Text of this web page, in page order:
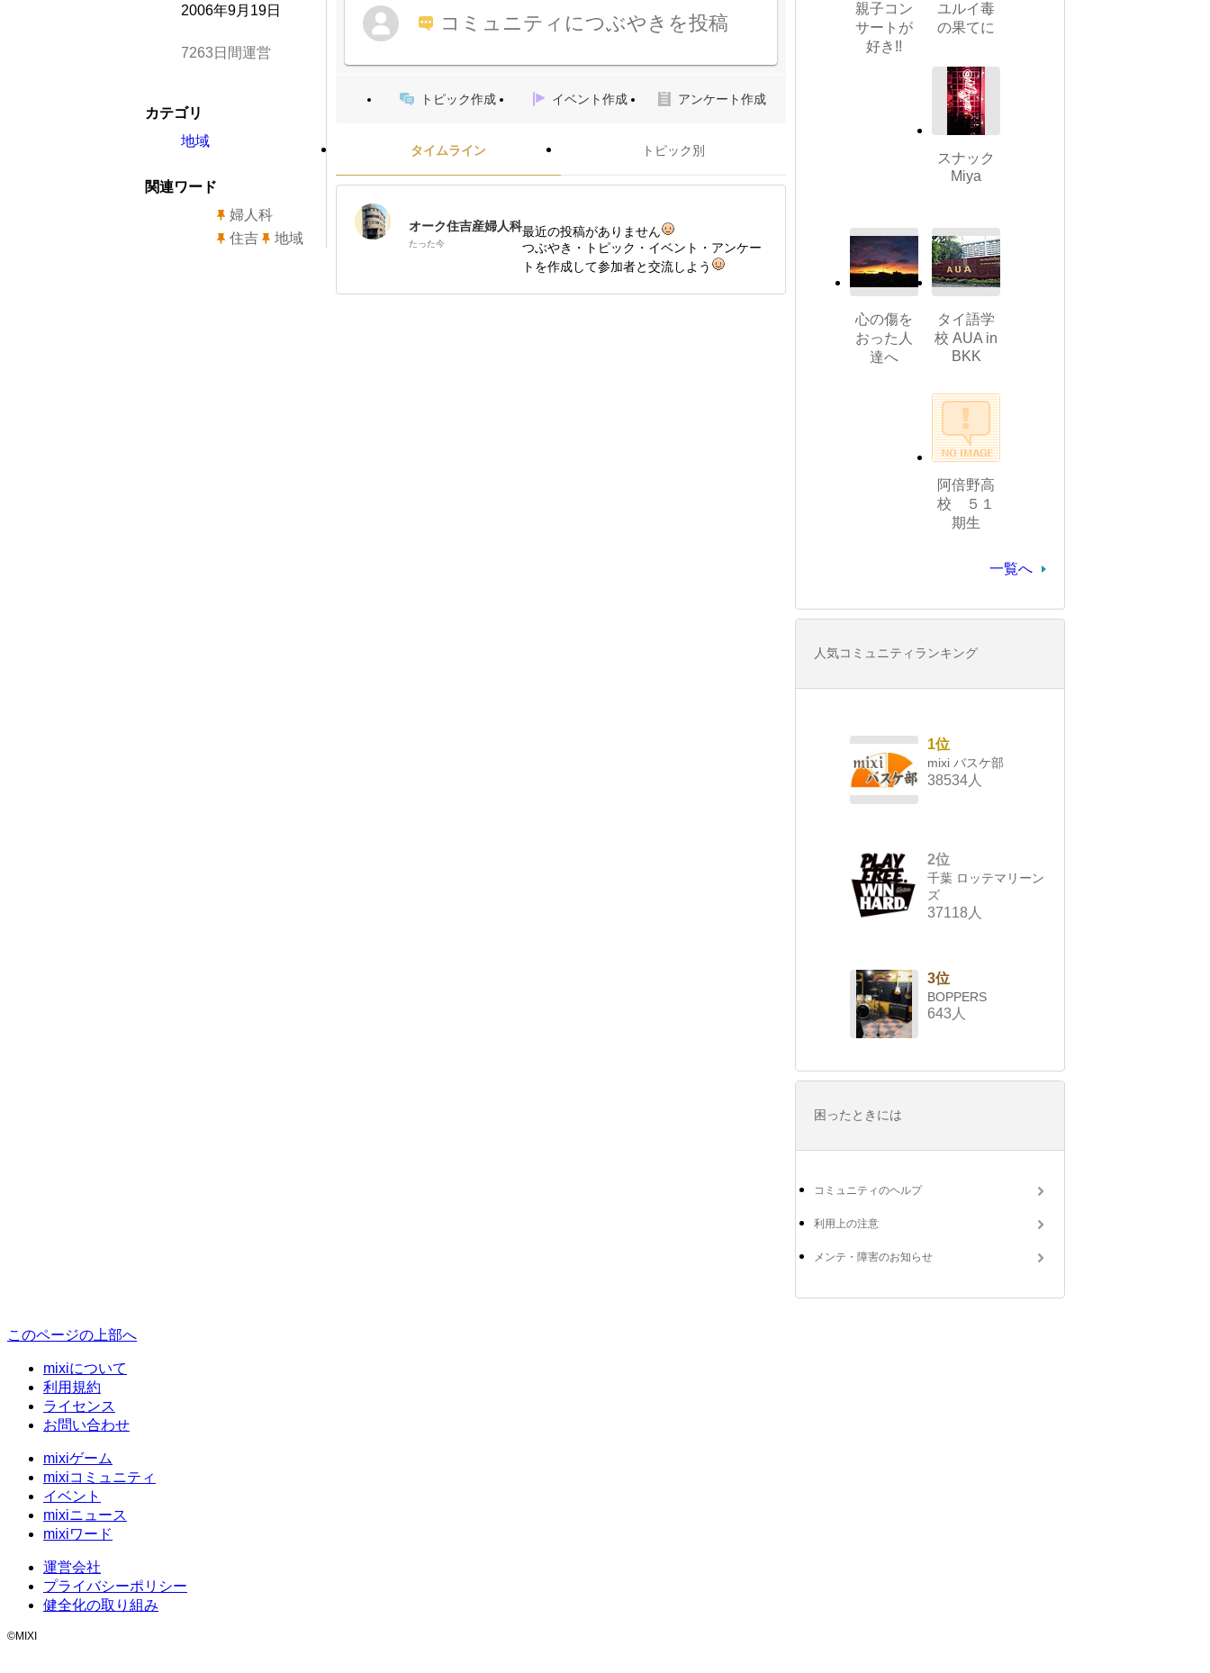
コミュニティにつぶやきを投稿
トピック作成 イベント作成 アンケート作成
タイムライン トピック別
オーク住吉産婦人科
たった今
最近の投稿がありません
つぶやき・トピック・イベント・アンケー
トを作成して参加者と交流しよう
2006年9月19日
7263日間運営
カテゴリ
地域
関連ワード
婦人科
住吉
地域
親子コン
サートが
好き!!
ユルイ毒
の果てに
スナック
Miya
心の傷を
おった人
達へ
タイ語学
校 AUA in
BKK
阿倍野高
校 ５１
期生
一覧へ
人気コミュニティランキング
1位
mixi バスケ部
38534人
2位
千葉 ロッテマリーン
ズ
37118人
3位
BOPPERS
643人
困ったときには
コミュニティのヘルプ
利用上の注意
メンテ・障害のお知らせ
このページの上部へ
mixiについて
利用規約
ライセンス
お問い合わせ
mixiゲーム
mixiコミュニティ
イベント
mixiニュース
mixiワード
運営会社
プライバシーポリシー
健全化の取り組み
©MIXI